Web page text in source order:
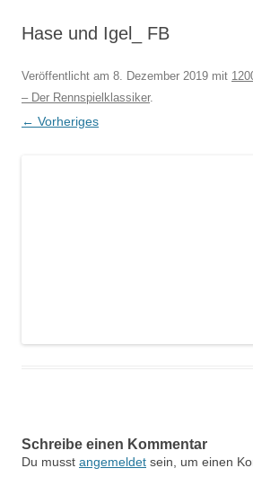
Hase und Igel_ FB
Veröffentlicht am 8. Dezember 2019 mit
– Der Rennspielklassiker.
← Vorheriges
Schreibe einen Kommentar
Du musst angemeldet sein, um einen